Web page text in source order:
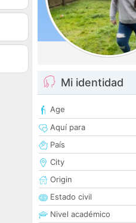
Mi identidad
Age
Aquí para
País
City
Origin
Estado civil
Nivel académico